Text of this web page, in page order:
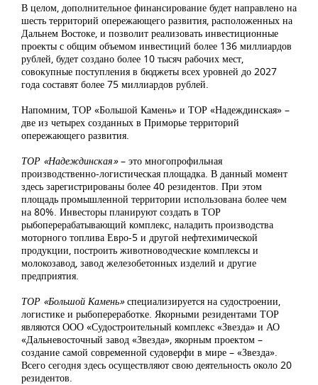
В целом, дополнительное финансирование будет направлено на
шесть территорий опережающего развития, расположенных на
Дальнем Востоке, и позволит реализовать инвестиционные
проекты с общим объемом инвестиций более 136 миллиардов
рублей, будет создано более 10 тысяч рабочих мест,
совокупные поступления в бюджеты всех уровней до 2027
года составят более 75 миллиардов рублей.
Напомним, ТОР «Большой Камень» и ТОР «Надеждинская» –
две из четырех созданных в Приморье территорий
опережающего развития.
ТОР «Надеждинская»– это многопрофильная
производственно-логистическая площадка. В данный момент
здесь зарегистрированы более 40 резидентов. При этом
площадь промышленной территории использована более чем
на 80%. Инвесторы планируют создать в ТОР
рыбоперерабатывающий комплекс, наладить производства
моторного топлива Евро-5 и другой нефтехимической
продукции, построить животноводческие комплексы и
молокозавод, завод железобетонных изделий и другие
предприятия.
ТОР «Большой Камень»специализируется на судостроении,
логистике и рыбопереработке. Якорными резидентами ТОР
являются ООО «Судостроительный комплекс «Звезда» и АО
«Дальневосточный завод «Звезда», якорным проектом –
создание самой современной судоверфи в мире – «Звезда».
Всего сегодня здесь осуществляют свою деятельность около 20
резидентов.